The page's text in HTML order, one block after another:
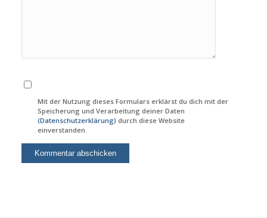
Mit der Nutzung dieses Formulars erklärst du dich mit der
Speicherung und Verarbeitung deiner Daten
(Datenschutzerklärung) durch diese Website
einverstanden.